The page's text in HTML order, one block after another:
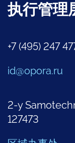
执行管理
+7 (495) 247
id@opora.ru
2-y
127473